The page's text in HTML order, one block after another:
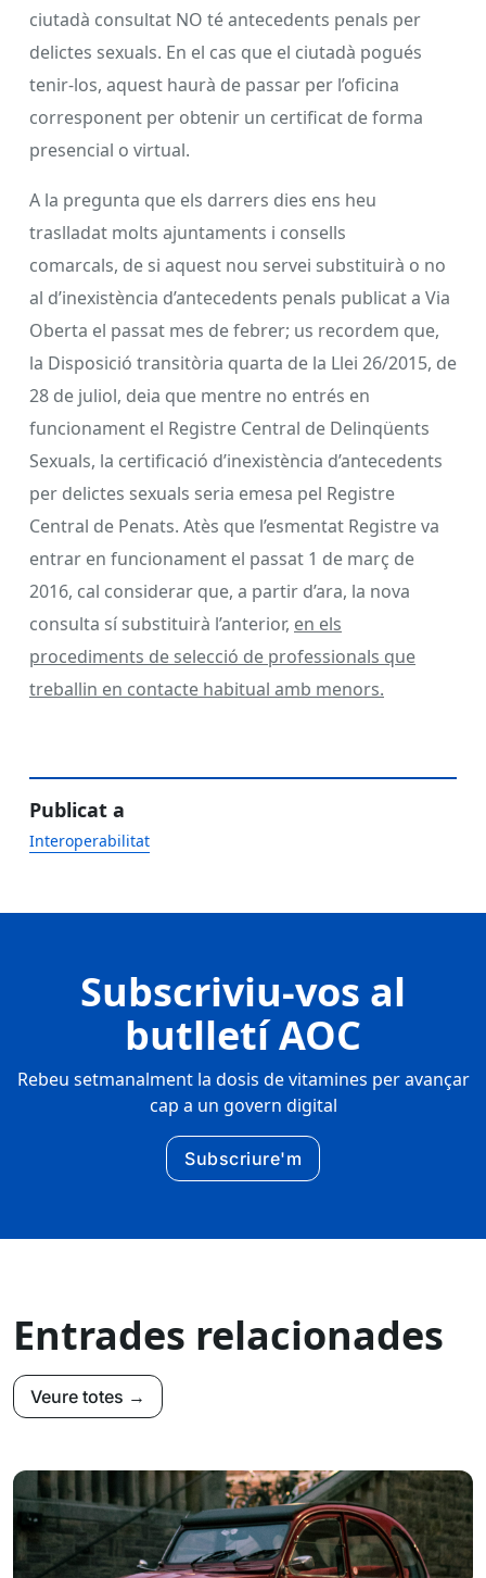
ciutadà consultat NO té antecedents penals per
delictes sexuals. En el cas que el ciutadà pogués
tenir-los, aquest haurà de passar per l’oficina
corresponent per obtenir un certificat de forma
presencial o virtual.
A la pregunta que els darrers dies ens heu
traslladat molts ajuntaments i consells
comarcals, de si aquest nou servei substituirà o no
al d’inexistència d’antecedents penals publicat a Via
Oberta el passat mes de febrer; us recordem que,
la Disposició transitòria quarta de la Llei 26/2015, de
28 de juliol, deia que mentre no entrés en
funcionament el Registre Central de Delinqüents
Sexuals, la certificació d’inexistència d’antecedents
per delictes sexuals seria emesa pel Registre
Central de Penats. Atès que l’esmentat Registre va
entrar en funcionament el passat 1 de març de
2016, cal considerar que, a partir d’ara, la nova
consulta sí substituirà l’anterior, en els
procediments de selecció de professionals que
treballin en contacte habitual amb menors.
Publicat a
Interoperabilitat
Subscriviu-vos al
butlletí AOC
Rebeu setmanalment la dosis de vitamines per avançar
cap a un govern digital
Subscriure'm
Entrades relacionades
Veure totes →